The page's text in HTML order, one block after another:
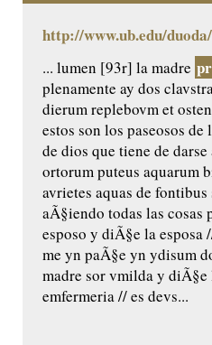
http://www.ub.edu/
... lumen [93r] la madre
plenamente ay dos
dierum replebovm et
estos son los paseosos
de dios que tiene de
ortorum puteus aquarum
avrietes aquas de
aÃ§iendo todas las cosas
esposo y diÃ§e la esposa
me yn paÃ§e yn ydisum
madre sor vmilda y
emfermeria // es devs...